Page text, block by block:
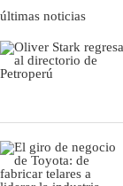
últimas noticias